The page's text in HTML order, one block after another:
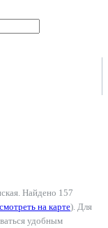
Найдено 157
на карте). Для
удобным